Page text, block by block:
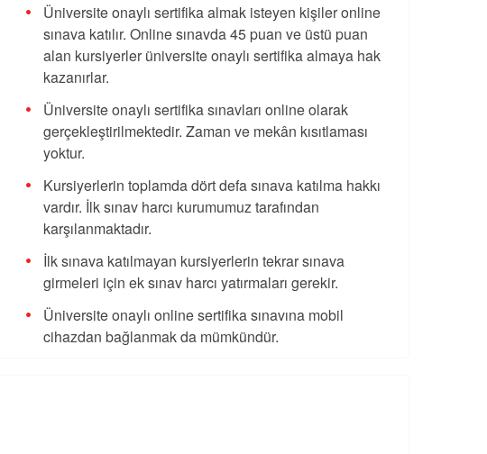
Üniversite onaylı sertifika almak isteyen kişiler online
sınava katılır. Online sınavda 45 puan ve üstü puan
alan kursiyerler üniversite onaylı sertifika almaya hak
kazanırlar.
Üniversite onaylı sertifika sınavları online olarak
gerçekleştirilmektedir. Zaman ve mekân kısıtlaması
yoktur.
Kursiyerlerin toplamda dört defa sınava katılma hakkı
vardır. İlk sınav harcı kurumumuz tarafından
karşılanmaktadır.
İlk sınava katılmayan kursiyerlerin tekrar sınava
girmeleri için ek sınav harcı yatırmaları gerekir.
Üniversite onaylı online sertifika sınavına mobil
cihazdan bağlanmak da mümkündür.